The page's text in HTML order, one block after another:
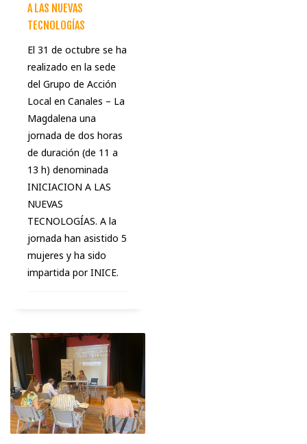
A LAS NUEVAS
TECNOLOGÍAS
El 31 de octubre se ha
realizado en la sede
del Grupo de Acción
Local en Canales – La
Magdalena una
jornada de dos horas
de duración (de 11 a
13 h) denominada
INICIACION A LAS
NUEVAS
TECNOLOGÍAS. A la
jornada han asistido 5
mujeres y ha sido
impartida por INICE.